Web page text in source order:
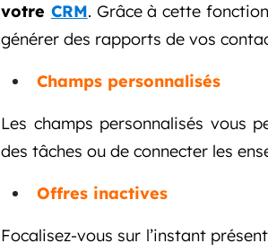
votre CRM. Grâce à cette
générer des rapports de vos
Champs personnalisés
Les champs personnalisés vous
des tâches ou de connecter les
Offres inactives
Focalisez-vous sur l’instant